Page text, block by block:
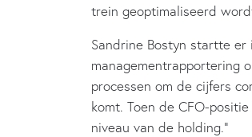
trein geoptimaliseerd
Sandrine Bostyn startte
managementrapportering
processen om de cijfers
komt. Toen de CFO-
niveau van de holding.”